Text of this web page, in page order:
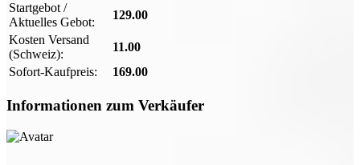
Startgebot /
Aktuelles Gebot:
129.00
Kosten Versand
(Schweiz):
11.00
Sofort-Kaufpreis:
169.00
Informationen zum Verkäufer